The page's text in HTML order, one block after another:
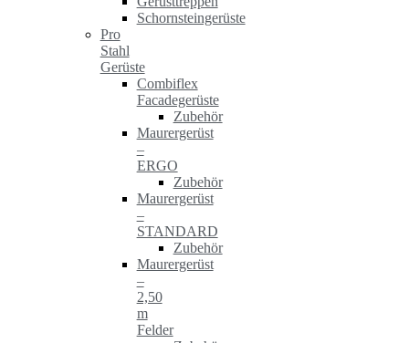
Schornsteingerüste
Pro
Stahl
Gerüste
Combiflex
Facadegerüste
Zubehör
Maurergerüst
–
ERGO
Zubehör
Maurergerüst
–
STANDARD
Zubehör
Maurergerüst
–
2,50
m
Felder